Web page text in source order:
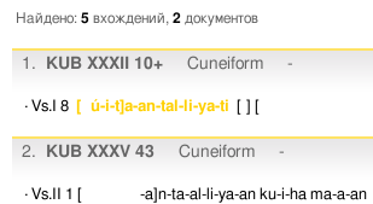
Найдено: 5 вхождений, 2 документов
1. KUB XXXII 10+ Cuneiform -
· Vs.I 8 [ ú-i-t]a-an-tal-li-ya-ti [ ] [
2. KUB XXXV 43 Cuneiform -
· Vs.II 1 [ -a]n-ta-al-li-ya-an ku-i-ha ma-a-an